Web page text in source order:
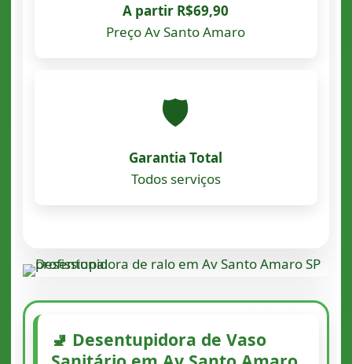
A partir R$69,90
Preço Av Santo Amaro
🛡️
Garantia Total
Todos serviços
🚽 Desentupidora de Vaso